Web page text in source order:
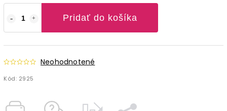
Pridať do košíka
Neohodnotené
Kód: 2925